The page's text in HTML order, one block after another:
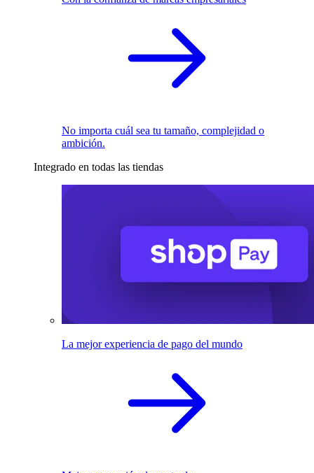
No importa cuál sea tu tamaño, complejidad o
ambición.
Integrado en todas las tiendas
La mejor experiencia de pago del mundo